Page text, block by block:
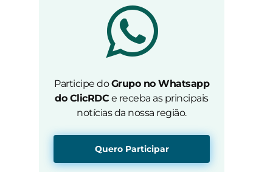
Participe doGrupo no Whatsapp
do ClicRDC e receba as principais
notícias da nossa região.
Quero Participar